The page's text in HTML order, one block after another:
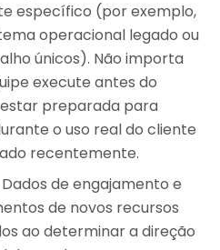
específico (por exemplo,
operacional legado ou
únicos). Não importa
execute antes do
preparada para
o uso real do cliente
recentemente.
Dados de engajamento e
de novos recursos
ao determinar a direção